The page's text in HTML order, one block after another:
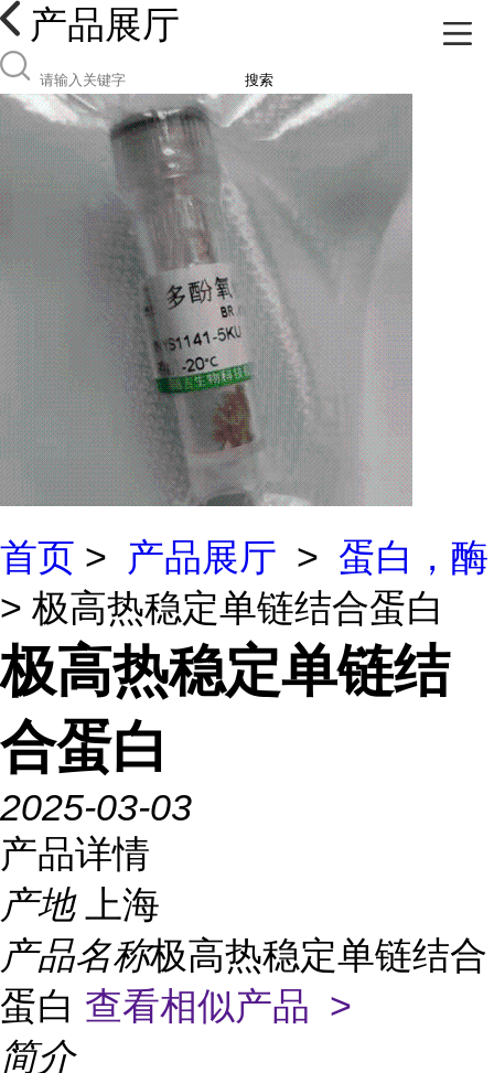
产品展厅
搜索
首页 > 产品展厅 > 蛋白，酶
> 极高热稳定单链结合蛋白
极高热稳定单链结
合蛋白
2025-03-03
产品详情
产地
上海
产品名称极高热稳定单链结合
蛋白 查看相似产品 >
简介